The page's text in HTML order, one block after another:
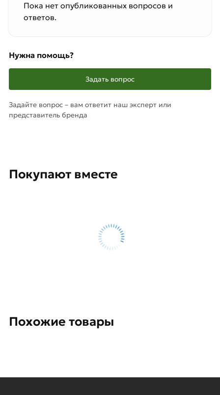
Пока нет опубликованных вопросов и
ответов.
Нужна помощь?
Задать вопрос
Задайте вопрос – вам ответит наш эксперт или
представитель бренда
Покупают вместе
Похожие товары